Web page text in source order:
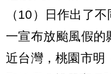
（10）日作出了
一宣布放颱風假的
近台灣，桃園市明